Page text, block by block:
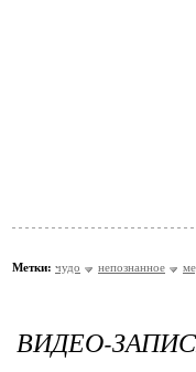
Метки: чудо непознанное
ВИДЕО-